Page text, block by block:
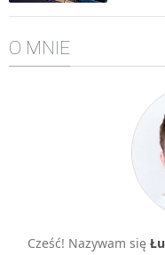
O MNIE
Cześć! Nazywam się